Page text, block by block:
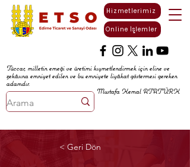
Online İşlemler
Hizmetlerimiz
Tüccar, milletin emeği ve üretimi kıymetlendirmek için eline ve
zekâsına emniyet edilen ve bu emniyete liyâkat göstermesi gereken
adamdır.
Mustafa Kemal ATATÜRK
< Geri Dön